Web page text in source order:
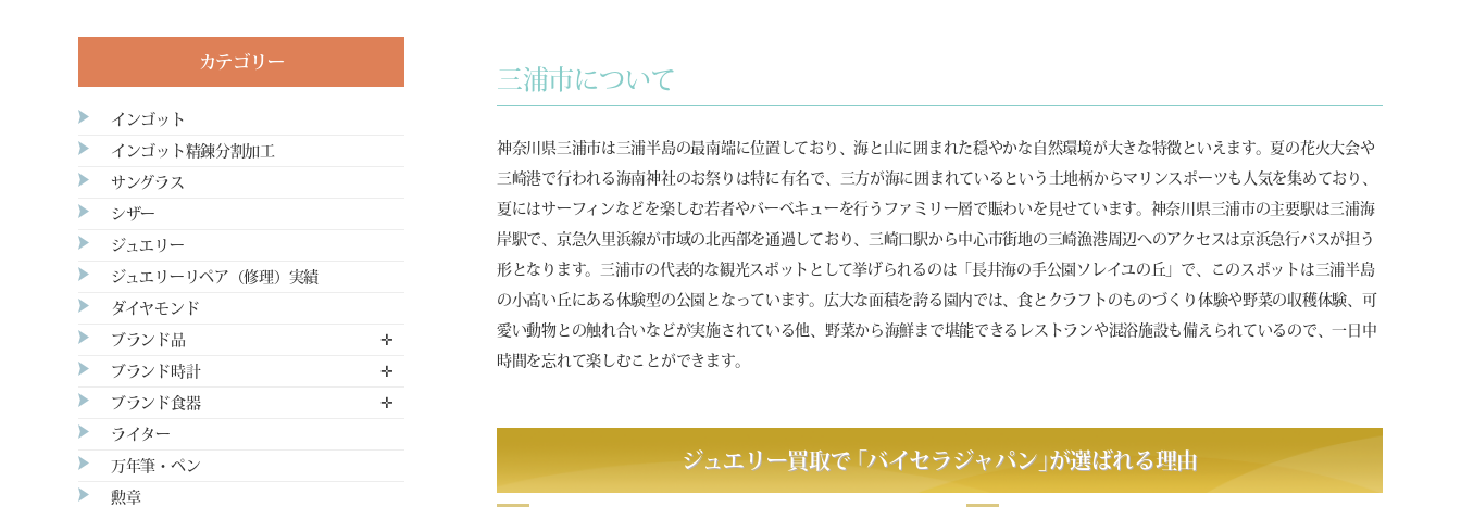
三浦市について
神奈川県三浦市は三浦半島の最南端に位置しており、海と山に囲まれた穏やかな自然環境が大きな特徴といえます。夏の花火大会や
三崎港で行われる海南神社のお祭りは特に有名で、三方が海に囲まれているという土地柄からマリンスポーツも人気を集めており、
夏にはサーフィンなどを楽しむ若者やバーベキューを行うファミリー層で賑わいを見せています。神奈川県三浦市の主要駅は三浦海
岸駅で、京急久里浜線が市域の北西部を通過しており、三崎口駅から中心市街地の三崎漁港周辺へのアクセスは京浜急行バスが担う
形となります。三浦市の代表的な観光スポットとして挙げられるのは「長井海の手公園ソレイユの丘」で、このスポットは三浦半島
の小高い丘にある体験型の公園となっています。広大な面積を誇る園内では、食とクラフトのものづくり体験や野菜の収穫体験、可
愛い動物との触れ合いなどが実施されている他、野菜から海鮮まで堪能できるレストランや混浴施設も備えられているので、一日中
時間を忘れて楽しむことができます。
ジュエリー買取で ｢ バイセラジャパン ｣が選ばれる理由
カテゴリー
インゴット
インゴット精錬分割加工
サングラス
シザー
ジュエリー
ジュエリーリペア（修理）実績
ダイヤモンド
ブランド品 ✛
ブランド時計 ✛
ブランド食器 ✛
ライター
万年筆・ペン
勲章